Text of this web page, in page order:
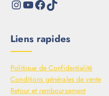
Liens rapides
Politique de Confidentialité
Conditions générales de vente
Retour et remboursement